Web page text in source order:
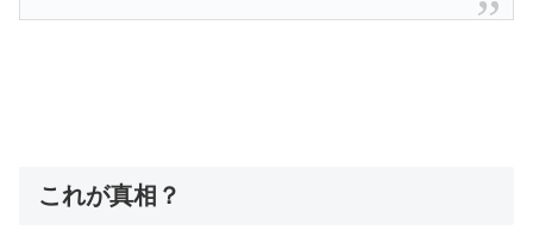
これが真相？